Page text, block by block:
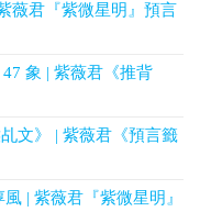
薇君『紫微星明』預言
象 | 紫薇君《推背
文》 | 紫薇君《預言籤
| 紫薇君『紫微星明』